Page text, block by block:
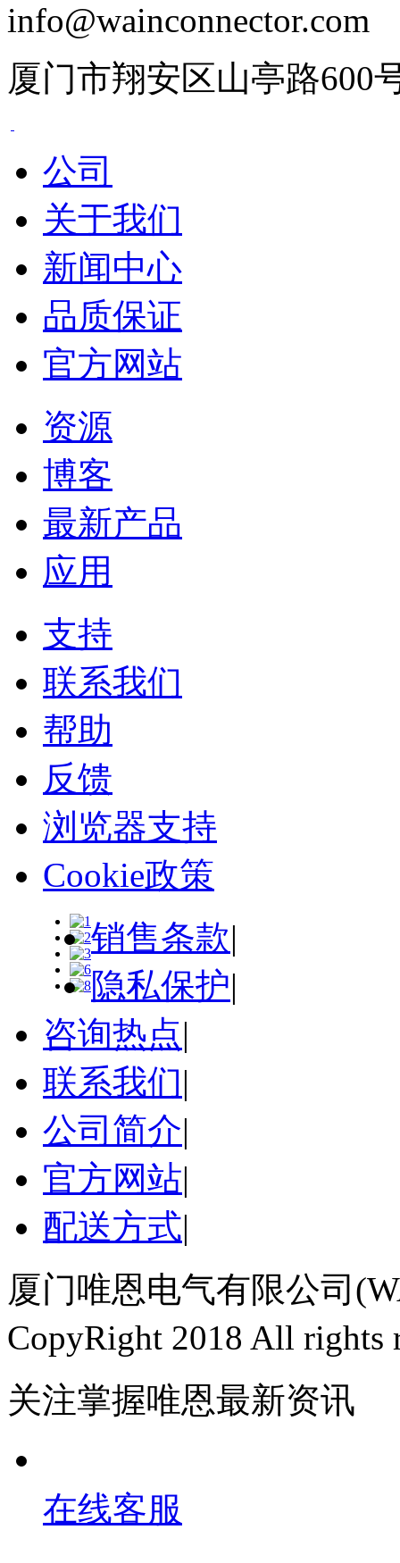
info@wainconnector.com
厦门市翔安区山亭路600
公司
关于我们
新闻中心
品质保证
官方网站
资源
博客
最新产品
应用
支持
联系我们
帮助
反馈
浏览器支持
Cookie政策
销售条款|
隐私保护|
咨询热点|
联系我们|
公司简介|
官方网站|
配送方式|
厦门唯恩电气有限公司
CopyRight 2018 All rights
关注掌握唯恩最新资讯
在线客服